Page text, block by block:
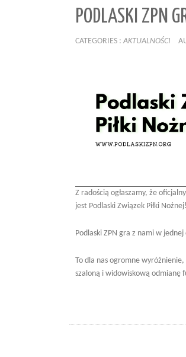
PODLASKI ZPN
CATEGORIES : AKTUALNOŚCI
Z radością ogłaszamy, że
jest Podlaski Związek Piłki Nożnej!
Podlaski ZPN gra z nami w
To dla nas ogromne
szaloną i widowiskową odmianę